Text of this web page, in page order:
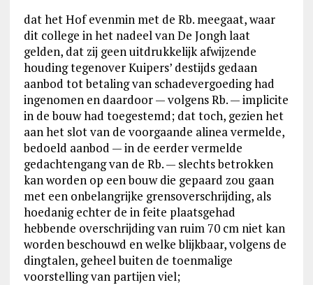
dat het Hof evenmin met de Rb. meegaat, waar
dit college in het nadeel van De Jongh laat
gelden, dat zij geen uitdrukkelijk afwijzende
houding tegenover Kuipers’ destijds gedaan
aanbod tot betaling van schadevergoeding had
ingenomen en daardoor — volgens Rb. — implicite
in de bouw had toegestemd; dat toch, gezien het
aan het slot van de voorgaande alinea vermelde,
bedoeld aanbod — in de eerder vermelde
gedachtengang van de Rb. — slechts betrokken
kan worden op een bouw die gepaard zou gaan
met een onbelangrijke grensoverschrijding, als
hoedanig echter de in feite plaatsgehad
hebbende overschrijding van ruim 70 cm niet kan
worden beschouwd en welke blijkbaar, volgens de
dingtalen, geheel buiten de toenmalige
voorstelling van partijen viel;